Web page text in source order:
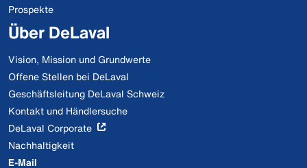
Prospekte
Über DeLaval
Vision, Mission und Grundwerte
Offene Stellen bei DeLaval
Geschäftsleitung DeLaval Schweiz
Kontakt und Händlersuche
DeLaval Corporate
Nachhaltigkeit
E-Mail